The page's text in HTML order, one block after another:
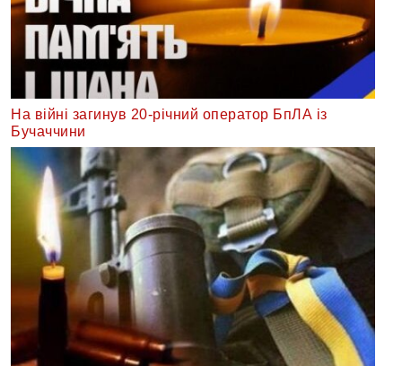
На війні загинув 20-річний оператор БпЛА із
Бучаччини